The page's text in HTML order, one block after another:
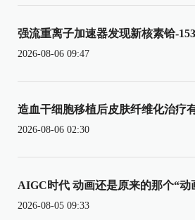
强流重离子加速器发现新核素铪-153
2026-08-06 09:47
造血干细胞移植后皮肤纤维化治疗
2026-08-06 02:30
AIGC时代 动画还是原来的那个“动
2026-08-05 09:33